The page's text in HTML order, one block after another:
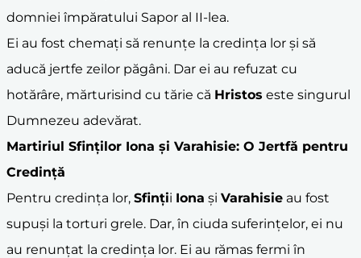
domniei împăratului Sapor al II-lea.
Ei au fost chemați să renunțe la credința lor și să
aducă jertfe zeilor păgâni. Dar ei au refuzat cu
hotărâre, mărturisind cu tărie că Hristos este singurul
Dumnezeu adevărat.
Martiriul Sfinților Iona și Varahisie: O Jertfă pentru
Credință
Pentru credința lor, Sfinții Iona și Varahisie au fost
supuși la torturi grele. Dar, în ciuda suferințelor, ei nu
au renunțat la credința lor. Ei au rămas fermi în